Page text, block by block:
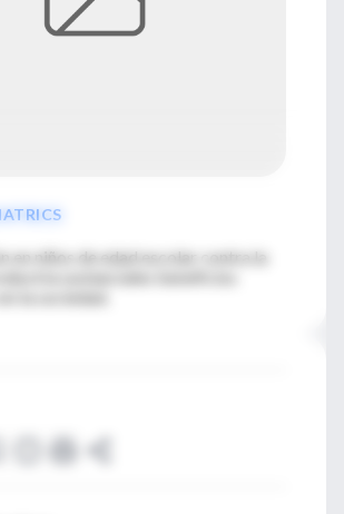
en niños de edad escolar contra la